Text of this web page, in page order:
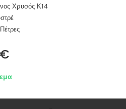
Χρυσός Κ14
€